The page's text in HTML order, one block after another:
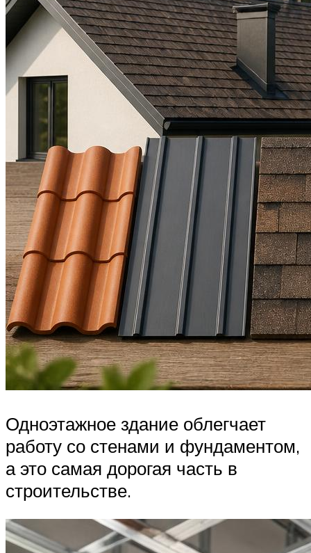
Одноэтажное здание облегчает
работу со стенами и фундаментом,
а это самая дорогая часть в
строительстве.